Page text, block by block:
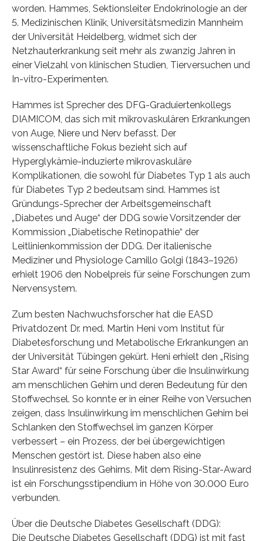
worden. Hammes, Sektionsleiter Endokrinologie an der
5. Medizinischen Klinik, Universitätsmedizin Mannheim
der Universität Heidelberg, widmet sich der
Netzhauterkrankung seit mehr als zwanzig Jahren in
einer Vielzahl von klinischen Studien, Tierversuchen und
In-vitro-Experimenten.
Hammes ist Sprecher des DFG-Graduiertenkollegs
DIAMICOM, das sich mit mikrovaskulären Erkrankungen
von Auge, Niere und Nerv befasst. Der
wissenschaftliche Fokus bezieht sich auf
Hyperglykämie-induzierte mikrovaskuläre
Komplikationen, die sowohl für Diabetes Typ 1 als auch
für Diabetes Typ 2 bedeutsam sind. Hammes ist
Gründungs-Sprecher der Arbeitsgemeinschaft
„Diabetes und Auge“ der DDG sowie Vorsitzender der
Kommission „Diabetische Retinopathie“ der
Leitlinienkommission der DDG. Der italienische
Mediziner und Physiologe Camillo Golgi (1843–1926)
erhielt 1906 den Nobelpreis für seine Forschungen zum
Nervensystem.
Zum besten Nachwuchsforscher hat die EASD
Privatdozent Dr. med. Martin Heni vom Institut für
Diabetesforschung und Metabolische Erkrankungen an
der Universität Tübingen gekürt. Heni erhielt den „Rising
Star Award“ für seine Forschung über die Insulinwirkung
am menschlichen Gehirn und deren Bedeutung für den
Stoffwechsel. So konnte er in einer Reihe von Versuchen
zeigen, dass Insulinwirkung im menschlichen Gehirn bei
Schlanken den Stoffwechsel im ganzen Körper
verbessert – ein Prozess, der bei übergewichtigen
Menschen gestört ist. Diese haben also eine
Insulinresistenz des Gehirns. Mit dem Rising-Star-Award
ist ein Forschungsstipendium in Höhe von 30.000 Euro
verbunden.
Über die Deutsche Diabetes Gesellschaft (DDG):
Die Deutsche Diabetes Gesellschaft (DDG) ist mit fast